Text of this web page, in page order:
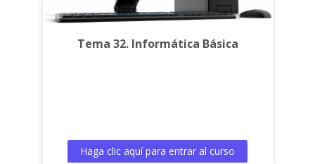
Tema 32. Informática Básica
Haga clic aquí para entrar al curso